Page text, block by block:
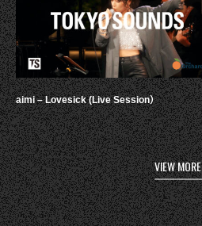
aimi – Lovesick (Live Session）
VIEW MORE